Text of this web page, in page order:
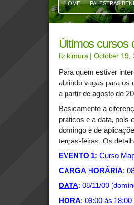
HOME PALESTRAS
Últimos cursos
liz kimura | October 19,
Para quem estiver
abrindo vagas para os
a partir de agosto de
Basicamente a
práticos e a data, pois
domingo e de
terças-feiras. Os
EVENTO 1: Curso
CARGA HORÁRIA:
DATA: 08/11/09
HORA: 09:00 às 18:00